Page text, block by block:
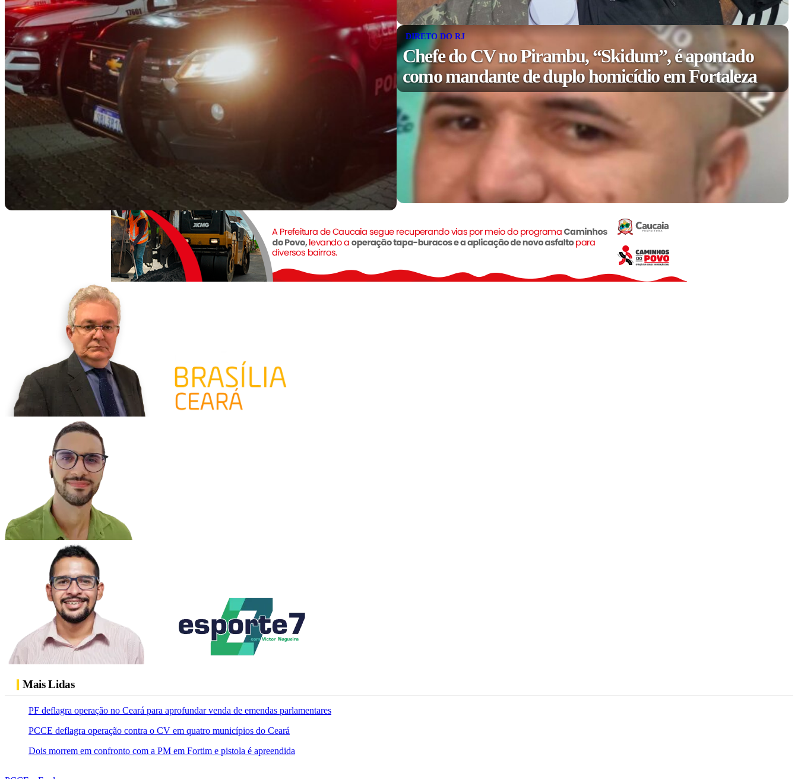
DIRETO DO RJ
Chefe do CV no Pirambu, “Skidum”, é apontado
como mandante de duplo homicídio em Fortaleza
Mais Lidas
PF deflagra operação no Ceará para aprofundar venda de emendas parlamentares
PCCE deflagra operação contra o CV em quatro municípios do Ceará
Dois morrem em confronto com a PM em Fortim e pistola é apreendida